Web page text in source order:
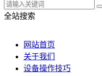
全站搜索
网站首页
关于我们
设备操作技巧